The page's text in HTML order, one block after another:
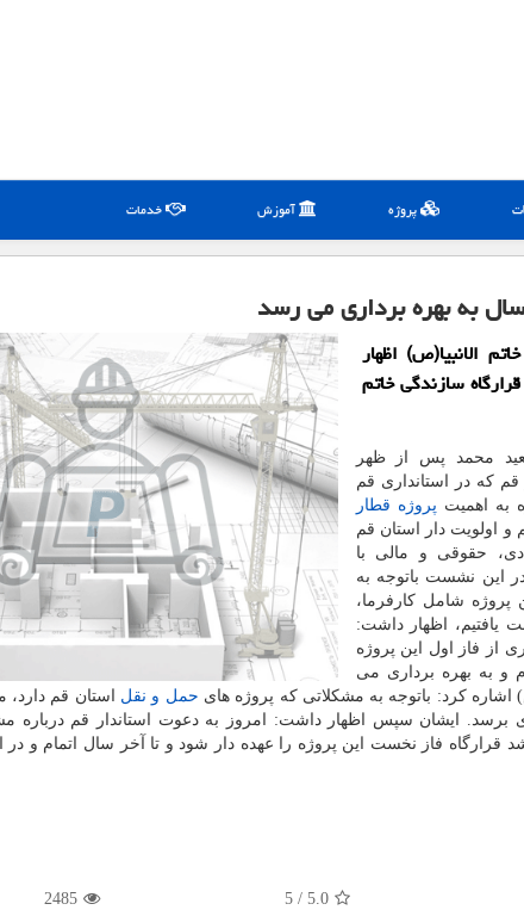
پروژه آموزش خدمات
به بهره برداری می رسد
الانبیا(ص) اظهار
سازندگی خاتم
محمد پس از ظهر
قم که در استانداری قم
به اهمیت پروژه قطار
و اولویت دار استان قم
حقوقی و مالی با
این نشست باتوجه به
شامل کارفرما،
یافتیم، اظهار داشت:
از فاز اول این پروژه
و فاز اول آن تا آخر سال ۹۹ اتمام و به بهره برداری می
اشاره کرد: باتوجه به مشکلاتی که پروژه های حمل و نقل استان قم دارد،
برسد. ایشان سپس اظهار داشت: امروز به دعوت استاندار قم درباره
فاز نخست این پروژه را عهده دار شود و تا آخر سال اتمام و در
5.0
/
5
2485